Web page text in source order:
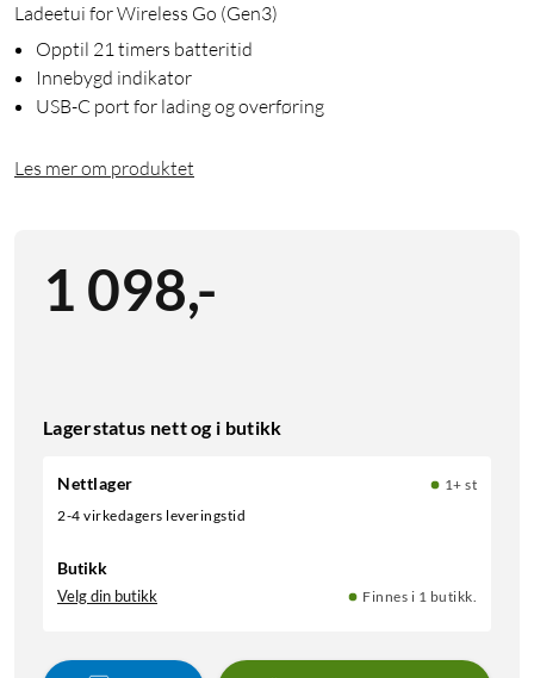
Ladeetui for Wireless Go (Gen3)
Opptil 21 timers batteritid
Innebygd indikator
USB-C port for lading og overføring
Les mer om produktet
1 098,-
Lagerstatus nett og i butikk
Nettlager
1+ st
2-4 virkedagers leveringstid
Butikk
Velg din butikk Finnes i 1 butikk.